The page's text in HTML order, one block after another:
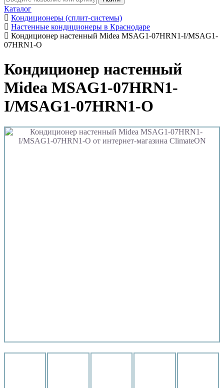
Каталог
Кондиционеры (сплит-системы)
Настенные кондиционеры в Краснодаре
Кондиционер настенный Midea MSAG1-07HRN1-I/MSAG1-
07HRN1-O
Кондиционер настенный
Midea MSAG1-07HRN1-
I/MSAG1-07HRN1-O